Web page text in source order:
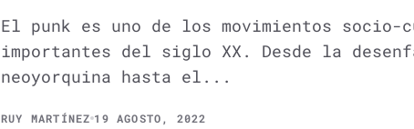
El punk es uno de los movimientos socio-
importantes del siglo XX. Desde la
neoyorquina hasta el...
RUY MARTÍNEZ 19 AGOSTO, 2022